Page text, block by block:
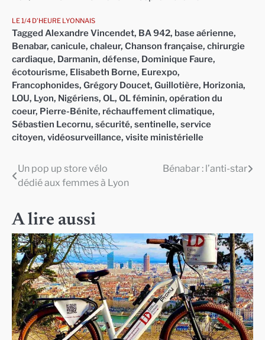
LE 1/4 D'HEURE LYONNAIS
Tagged Alexandre Vincendet, BA 942, base aérienne,
Benabar, canicule, chaleur, Chanson française, chirurgie
cardiaque, Darmanin, défense, Dominique Faure,
écotourisme, Elisabeth Borne, Eurexpo,
Francophonides, Grégory Doucet, Guillotière, Horizonia,
LOU, Lyon, Nigériens, OL, OL féminin, opération du
coeur, Pierre-Bénite, réchauffement climatique,
Sébastien Lecornu, sécurité, sentinelle, service
citoyen, vidéosurveillance, visite ministérielle
Navigation
l’article
Un pop up store vélo
dédié aux femmes à Lyon
Bénabar : l’anti-star
A lire aussi